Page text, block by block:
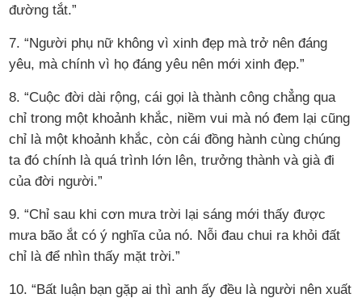
đường tắt.”
7. “Người phụ nữ không vì xinh đẹp mà trở nên đáng
yêu, mà chính vì họ đáng yêu nên mới xinh đẹp.”
8. “Cuộc đời dài rộng, cái gọi là thành công chẳng qua
chỉ trong một khoảnh khắc, niềm vui mà nó đem lại cũng
chỉ là một khoảnh khắc, còn cái đồng hành cùng chúng
ta đó chính là quá trình lớn lên, trưởng thành và già đi
của đời người.”
9. “Chỉ sau khi cơn mưa trời lại sáng mới thấy được
mưa bão ắt có ý nghĩa của nó. Nỗi đau chui ra khỏi đất
chỉ là để nhìn thấy mặt trời.”
10. “Bất luận bạn gặp ai thì anh ấy đều là người nên xuất